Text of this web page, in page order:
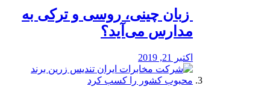
️ زبان چینی، روسی و ترکی به
مدارس می‌آید؟
اکتبر 21, 2019